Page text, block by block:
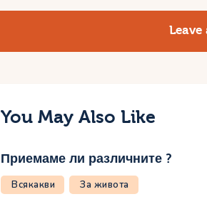
You May Also Like
Приемаме ли различните ?
Всякакви За живота